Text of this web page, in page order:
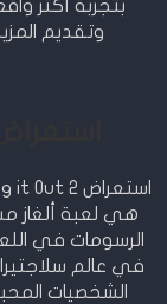
بتجربة أكثر
وتقديم
هي لعبة ألغاز
الرسومات في
في عالم
الشخصيات